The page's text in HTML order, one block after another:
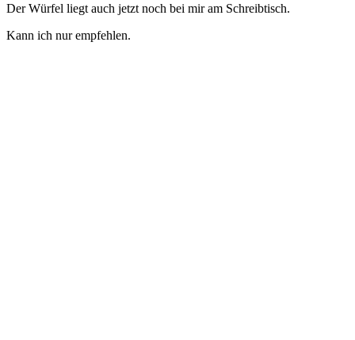
Der Würfel liegt auch jetzt noch bei mir am Schreibtisch.
Kann ich nur empfehlen.